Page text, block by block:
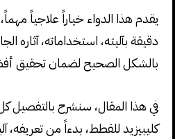
يقدم هذا الدواء خياراً علاجياً
دقيقة بآليته، استخداماته، آثاره
بالشكل الصحيح لضمان تحقيق
في هذا المقال، سنشرح بالتفصيل
كليبيزيد للقطط، بدءاً من تعريفه،